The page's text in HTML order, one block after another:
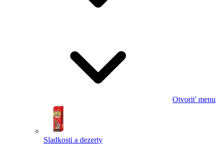
Otvoriť menu
Sladkosti a dezerty